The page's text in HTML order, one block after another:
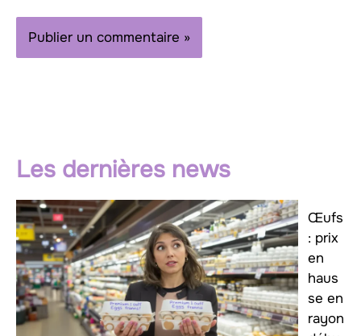
Les dernières news
Œufs
: prix
en
haus
se en
rayon